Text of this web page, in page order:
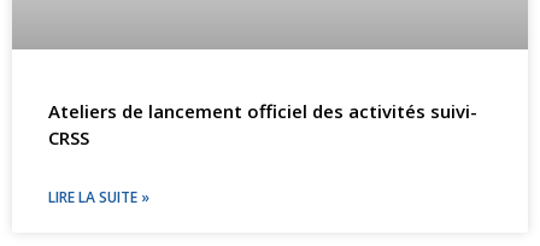
Ateliers de lancement officiel des activités suivi-
CRSS
LIRE LA SUITE »